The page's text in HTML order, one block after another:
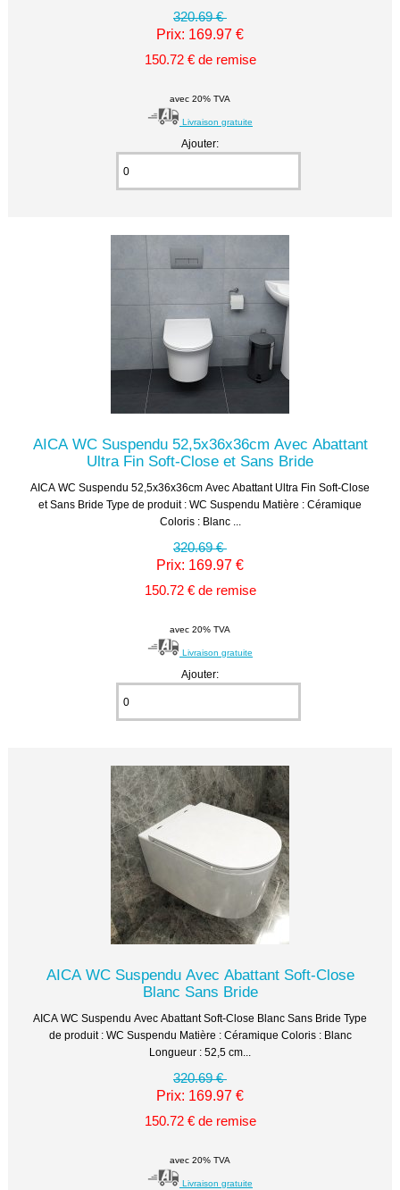
320.69 €
Prix: 169.97 €
150.72 € de remise
avec 20% TVA
Livraison gratuite
Ajouter:
AICA WC Suspendu 52,5x36x36cm Avec Abattant
Ultra Fin Soft-Close et Sans Bride
AICA WC Suspendu 52,5x36x36cm Avec Abattant Ultra Fin Soft-Close
et Sans Bride Type de produit : WC Suspendu Matière : Céramique
Coloris : Blanc ...
320.69 €
Prix: 169.97 €
150.72 € de remise
avec 20% TVA
Livraison gratuite
Ajouter:
AICA WC Suspendu Avec Abattant Soft-Close
Blanc Sans Bride
AICA WC Suspendu Avec Abattant Soft-Close Blanc Sans Bride Type
de produit : WC Suspendu Matière : Céramique Coloris : Blanc
Longueur : 52,5 cm...
320.69 €
Prix: 169.97 €
150.72 € de remise
avec 20% TVA
Livraison gratuite